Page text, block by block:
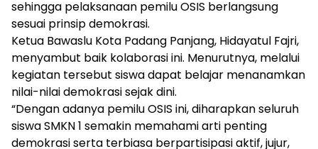
sehingga pelaksanaan pemilu OSIS berlangsung
sesuai prinsip demokrasi.
Ketua Bawaslu Kota Padang Panjang, Hidayatul Fajri,
menyambut baik kolaborasi ini. Menurutnya, melalui
kegiatan tersebut siswa dapat belajar menanamkan
nilai-nilai demokrasi sejak dini.
“Dengan adanya pemilu OSIS ini, diharapkan seluruh
siswa SMKN 1 semakin memahami arti penting
demokrasi serta terbiasa berpartisipasi aktif, jujur,